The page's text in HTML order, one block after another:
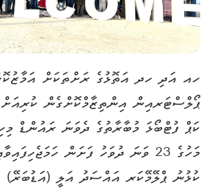
ހއ އަދި ހދ އަތޮޅުގެ ރަށްތަކަށް
ޕޯލްސްޓަރއިން އިންތިޒާމްކޮށްގެން
ކަޕް ފުޓްބޯޅަ މުބާރާތުގެ ދެވަނަ ރައުންޑް
މަހުގެ 23 ވަނަ ދުވަހު ފަށަން
ކުޅުނު ޕްލޭމޭކަރ އައްސަދު އަލީ